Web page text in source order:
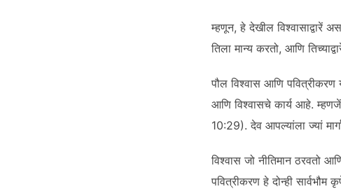
म्हणून, हे देखील विश्वासाद्वारें
तिला मान्य करतो, आणि
पौल विश्वास आणि
आणि विश्वासचे कार्य आहे.
10:29). देव आपल्यांला ज्यां
विश्वास जो नीतिमान ठरवतो
पवित्रीकरण हे दोन्ही